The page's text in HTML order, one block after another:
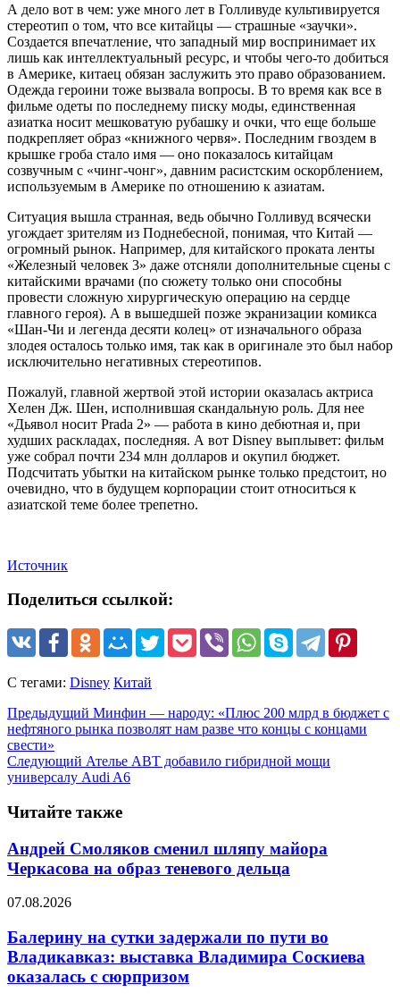
А дело вот в чем: уже много лет в Голливуде культивируется
стереотип о том, что все китайцы — страшные «заучки».
Создается впечатление, что западный мир воспринимает их
лишь как интеллектуальный ресурс, и чтобы чего-то добиться
в Америке, китаец обязан заслужить это право образованием.
Одежда героини тоже вызвала вопросы. В то время как все в
фильме одеты по последнему писку моды, единственная
азиатка носит мешковатую рубашку и очки, что еще больше
подкрепляет образ «книжного червя». Последним гвоздем в
крышке гроба стало имя — оно показалось китайцам
созвучным с «чинг-чонг», давним расистским оскорблением,
используемым в Америке по отношению к азиатам.
Ситуация вышла странная, ведь обычно Голливуд всячески
угождает зрителям из Поднебесной, понимая, что Китай —
огромный рынок. Например, для китайского проката ленты
«Железный человек 3» даже отсняли дополнительные сцены с
китайскими врачами (по сюжету только они способны
провести сложную хирургическую операцию на сердце
главного героя). А в вышедшей позже экранизации комикса
«Шан-Чи и легенда десяти колец» от изначального образа
злодея осталось только имя, так как в оригинале это был набор
исключительно негативных стереотипов.
Пожалуй, главной жертвой этой истории оказалась актриса
Хелен Дж. Шен, исполнившая скандальную роль. Для нее
«Дьявол носит Prada 2» — работа в кино дебютная и, при
худших раскладах, последняя. А вот Disney выплывет: фильм
уже собрал почти 234 млн долларов и окупил бюджет.
Подсчитать убытки на китайском рынке только предстоит, но
очевидно, что в будущем корпорации стоит относиться к
азиатской теме более трепетно.
Источник
Поделиться ссылкой:
С тегами: Disney Китай
Предыдущий Минфин — народу: «Плюс 200 млрд в бюджет с
нефтяного рынка позволят нам разве что концы с концами
свести»
Следующий Ателье ABT добавило гибридной мощи
универсалу Audi A6
Читайте также
Андрей Смоляков сменил шляпу майора
Черкасова на образ теневого дельца
07.08.2026
Балерину на сутки задержали по пути во
Владикавказ: выставка Владимира Соскиева
оказалась с сюрпризом